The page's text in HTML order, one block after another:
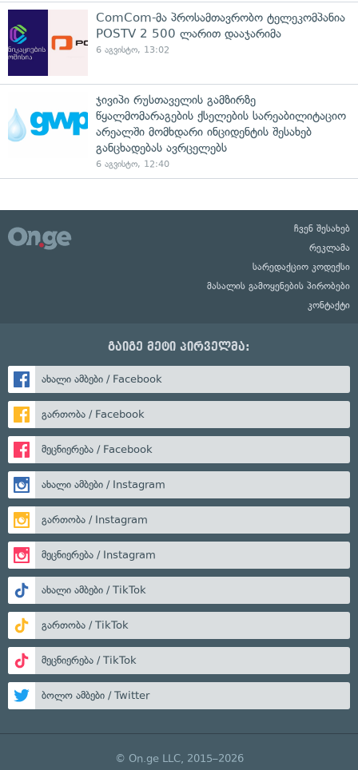
ComCom-მა პროსამთავრობო ტელეკომპანია
POSTV 2 500 ლარით დააჯარიმა
6 აგვისტო, 13:02
ჯივიპი რუსთაველის გამზირზე
წყალმომარაგების ქსელების სარეაბილიტაციო
არეალში მომხდარი ინციდენტის შესახებ
განცხადებას ავრცელებს
6 აგვისტო, 12:40
ჩვენ შესახებ
რეკლამა
სარედაქციო კოდექსი
მასალის გამოყენების პირობები
კონტაქტი
გაიგე მეტი პირველმა:
ახალი ამბები / Facebook
გართობა / Facebook
მეცნიერება / Facebook
ახალი ამბები / Instagram
გართობა / Instagram
მეცნიერება / Instagram
ახალი ამბები / TikTok
გართობა / TikTok
მეცნიერება / TikTok
ბოლო ამბები / Twitter
© On.ge LLC, 2015–2026